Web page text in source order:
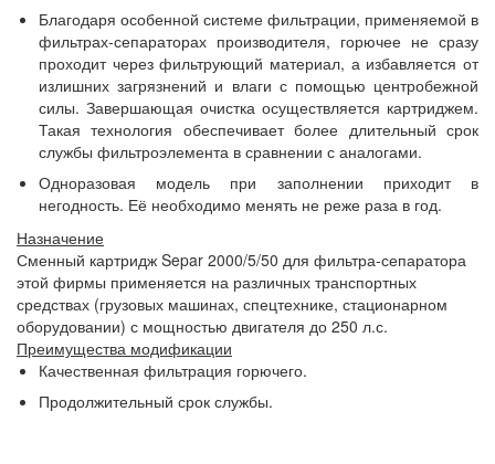
Благодаря особенной системе фильтрации, применяемой в
фильтрах-сепараторах производителя, горючее не сразу
проходит через фильтрующий материал, а избавляется от
излишних загрязнений и влаги с помощью центробежной
силы. Завершающая очистка осуществляется картриджем.
Такая технология обеспечивает более длительный срок
службы фильтроэлемента в сравнении с аналогами.
Одноразовая модель при заполнении приходит в
негодность. Её необходимо менять не реже раза в год.
Назначение
Сменный картридж Separ 2000/5/50 для фильтра-сепаратора
этой фирмы применяется на различных транспортных
средствах (грузовых машинах, спецтехнике, стационарном
оборудовании) с мощностью двигателя до 250 л.с.
Преимущества модификации
Качественная фильтрация горючего.
Продолжительный срок службы.